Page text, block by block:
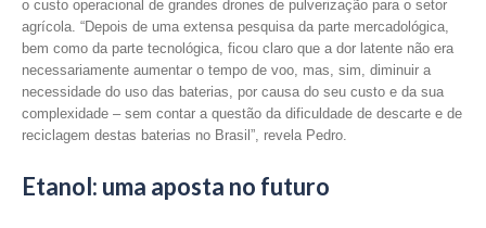
o custo operacional de grandes drones de pulverização para o setor
agrícola. “Depois de uma extensa pesquisa da parte mercadológica,
bem como da parte tecnológica, ficou claro que a dor latente não era
necessariamente aumentar o tempo de voo, mas, sim, diminuir a
necessidade do uso das baterias, por causa do seu custo e da sua
complexidade – sem contar a questão da dificuldade de descarte e de
reciclagem destas baterias no Brasil”, revela Pedro.
Etanol: uma aposta no futuro